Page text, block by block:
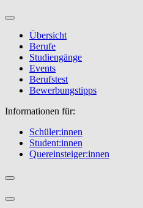
Übersicht
Berufe
Studiengänge
Events
Berufstest
Bewerbungstipps
Informationen für:
Schüler:innen
Student:innen
Quereinsteiger:innen